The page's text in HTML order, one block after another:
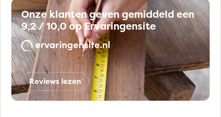
Onze klanten geven gemiddeld een
9,2 / 10,0 op Ervaringensite
Reviews lezen